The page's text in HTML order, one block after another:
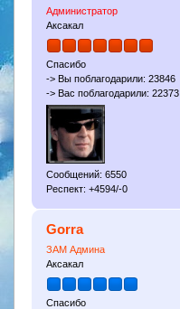
Администратор
Аксакал
Спасибо
-> Вы поблагодарили: 23846
-> Вас поблагодарили: 22373
Сообщений: 6550
Респект: +4594/-0
Gorra
ЗАМ Админа
Аксакал
Спасибо